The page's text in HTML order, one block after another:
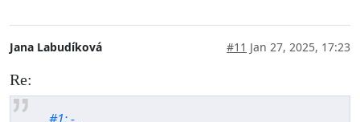
Jana Labudíková #11 Jan 27, 2025, 17:23
Re:
#1: -